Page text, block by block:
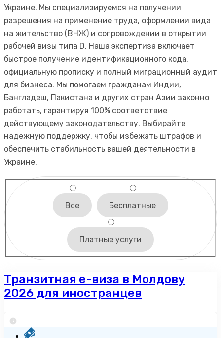
Украине. Мы специализируемся на получении
разрешения на применение труда, оформлении вида
на жительство (ВНЖ) и сопровождении в открытии
рабочей визы типа D. Наша экспертиза включает
быстрое получение идентификационного кода,
официальную прописку и полный миграционный аудит
для бизнеса. Мы помогаем гражданам Индии,
Бангладеш, Пакистана и других стран Азии законно
работать, гарантируя 100% соответствие
действующему законодательству. Выбирайте
надежную поддержку, чтобы избежать штрафов и
обеспечить стабильность вашей деятельности в
Украине.
Все Бесплатные
Платные услуги
Транзитная е-виза в Молдову
2026 для иностранцев